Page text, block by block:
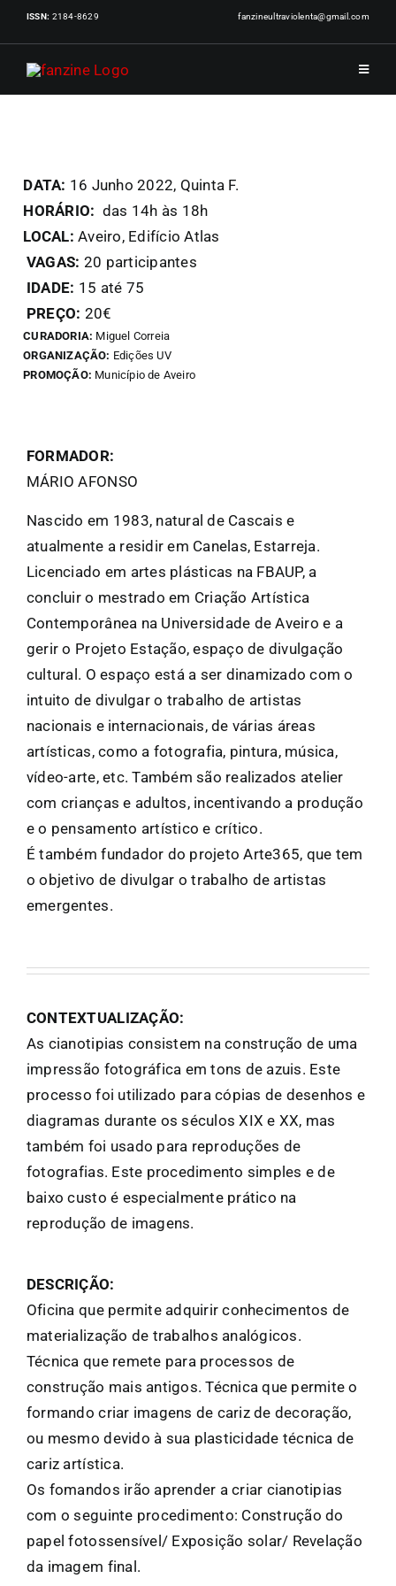
Skip
content
ISSN: 2184-8629 fanzineultraviolenta@gmail.com
Toggle
DATA: 16 Junho 2022, Quinta F.
HORÁRIO: das 14h às 18h
LOCAL: Aveiro, Edifício Atlas
VAGAS: 20 participantes
IDADE: 15 até 75
PREÇO: 20€
CURADORIA: Miguel Correia
ORGANIZAÇÃO: Edições UV
PROMOÇÃO: Município de Aveiro
FORMADOR:
MÁRIO AFONSO
Nascido em 1983, natural de Cascais e
atualmente a residir em Canelas, Estarreja.
Licenciado em artes plásticas na FBAUP, a
concluir o mestrado em Criação Artística
Contemporânea na Universidade de Aveiro e a
gerir o Projeto Estação, espaço de divulgação
cultural. O espaço está a ser dinamizado com o
intuito de divulgar o trabalho de artistas
nacionais e internacionais, de várias áreas
artísticas, como a fotografia, pintura, música,
vídeo-arte, etc. Também são realizados atelier
com crianças e adultos, incentivando a produção
e o pensamento artístico e crítico.
É também fundador do projeto Arte365, que tem
o objetivo de divulgar o trabalho de artistas
emergentes.
CONTEXTUALIZAÇÃO:
As cianotipias consistem na construção de uma
impressão fotográfica em tons de azuis. Este
processo foi utilizado para cópias de desenhos e
diagramas durante os séculos XIX e XX, mas
também foi usado para reproduções de
fotografias. Este procedimento simples e de
baixo custo é especialmente prático na
reprodução de imagens.
DESCRIÇÃO:
Oficina que permite adquirir conhecimentos de
materialização de trabalhos analógicos.
Técnica que remete para processos de
construção mais antigos. Técnica que permite o
formando criar imagens de cariz de decoração,
ou mesmo devido à sua plasticidade técnica de
cariz artística.
Os fomandos irão aprender a criar cianotipias
com o seguinte procedimento: Construção do
papel fotossensível/ Exposição solar/ Revelação
da imagem final.